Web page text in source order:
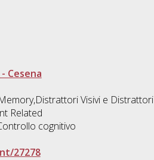
Cesena
Visivi e Distrattori
Related
cognitivo
27278